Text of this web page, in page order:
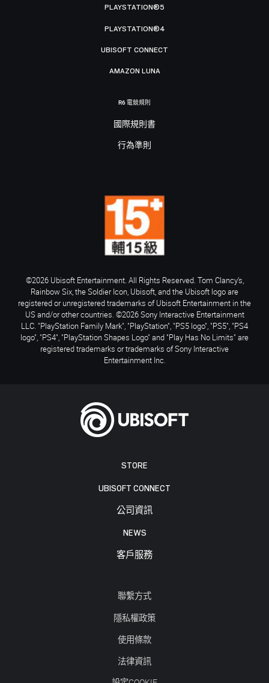
STORE
UBISOFT CONNECT
公司資訊
NEWS
客戶服務
聯繫方式
隱私權政策
使用條款
法律資訊
PLAYSTATION®5
PLAYSTATION®4
UBISOFT CONNECT
AMAZON LUNA
R6 電競規則
國際規則書
行為準則
©2026 Ubisoft Entertainment. All Rights Reserved. Tom Clancy’s,
Rainbow Six, the Soldier Icon, Ubisoft, and the Ubisoft logo are
registered or unregistered trademarks of Ubisoft Entertainment in the
US and/or other countries. ©2026 Sony Interactive Entertainment
LLC. "PlayStation Family Mark", "PlayStation", "PS5 logo", "PS5", "PS4
logo", "PS4", "PlayStation Shapes Logo" and "Play Has No Limits" are
registered trademarks or trademarks of Sony Interactive
Entertainment Inc.